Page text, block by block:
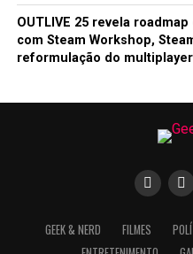
OUTLIVE 25 revela
com Steam Workshop,
reformulação do multiplayer
GEEK & NERD FILMES